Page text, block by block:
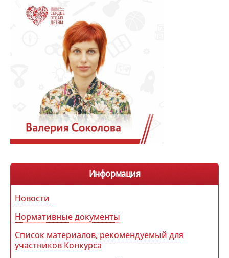
Информация
Новости
Нормативные документы
Список материалов, рекомендуемый для
участников Конкурса